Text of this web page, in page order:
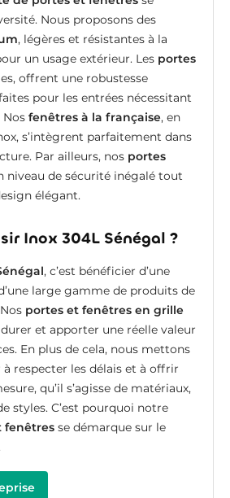
Nous proposons des
, légères et résistantes à la
un usage extérieur. Les portes
offrent une robustesse
pour les entrées nécessitant
Nos fenêtres à la française, en
s’intègrent parfaitement dans
Par ailleurs, nos portes
de sécurité inégalé tout
élégant.
Inox 304L Sénégal ?
, c’est bénéficier d’une
large gamme de produits de
portes et fenêtres en grille
et apporter une réelle valeur
En plus de cela, nous mettons
à respecter les délais et à offrir
qu’il s’agisse de matériaux,
styles. C’est pourquoi notre
fenêtresse démarque sur le